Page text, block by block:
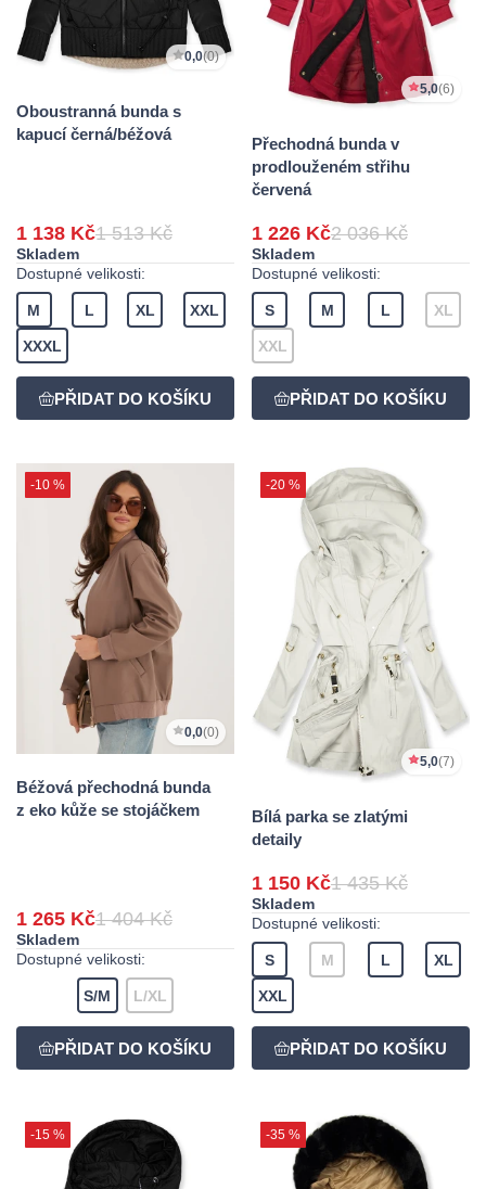
0,0(0)
Oboustranná bunda s
kapucí černá/béžová
1 138 Kč1 513 Kč
Skladem
Dostupné velikosti:
M L XL XXL
XXXL
5,0(6)
Přechodná bunda v
prodlouženém střihu
červená
1 226 Kč2 036 Kč
Skladem
Dostupné velikosti:
S M L XL
XXL
-10 %
0,0(0)
Béžová přechodná bunda
z eko kůže se stojáčkem
1 265 Kč1 404 Kč
Skladem
Dostupné velikosti:
S/M L/XL
-20 %
5,0(7)
Bílá parka se zlatými
detaily
1 150 Kč1 435 Kč
Skladem
Dostupné velikosti:
S M L XL
XXL
-15 % -35 %